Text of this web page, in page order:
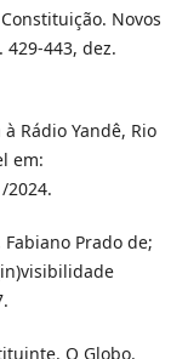
Novos
429-443, dez.
Rádio Yandê, Rio
em:
2024.
Fabiano Prado de;
O Globo.